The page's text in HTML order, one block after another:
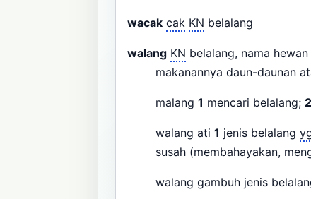
wacak cak KN belalang
walang KN belalang, nama
makanannya daun-daunan
malang 1 mencari belalang; 2
walang ati 1 jenis belalang
susah (membahayakan,
walang gambuh jenis